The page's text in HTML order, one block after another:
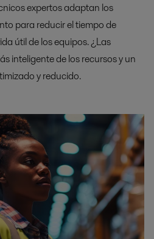
expertos adaptan los
para reducir el tiempo de
útil de los equipos. ¿Las
inteligente de los recursos y un
y reducido.